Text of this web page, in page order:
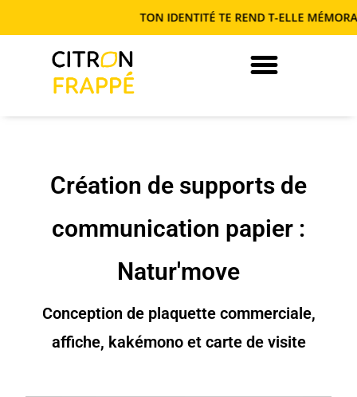
TON IDENTITÉ TE REND T-ELLE
Création de supports de
communication papier :
Natur'move
Conception de plaquette commerciale,
affiche, kakémono et carte de visite